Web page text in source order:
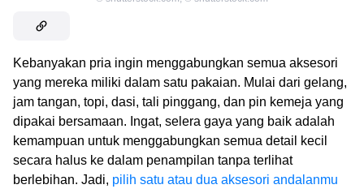
Kebanyakan pria ingin menggabungkan semua aksesori
yang mereka miliki dalam satu pakaian. Mulai dari gelang,
jam tangan, topi, dasi, tali pinggang, dan pin kemeja yang
dipakai bersamaan. Ingat, selera gaya yang baik adalah
kemampuan untuk menggabungkan semua detail kecil
secara halus ke dalam penampilan tanpa terlihat
berlebihan. Jadi, pilih satu atau dua aksesori andalanmu